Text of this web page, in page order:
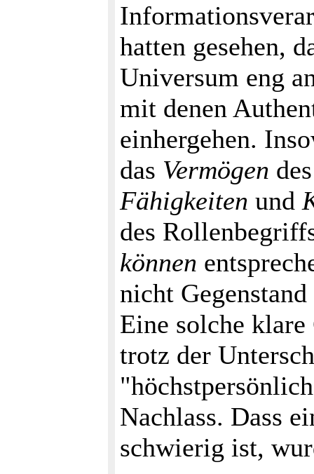
hatten gesehen,
Universum eng
mit denen
einhergehen.
das Vermögen
Fähigkeiten und
des
können
nicht
Eine solche
trotz der
Nachlass. Dass
schwierig ist,